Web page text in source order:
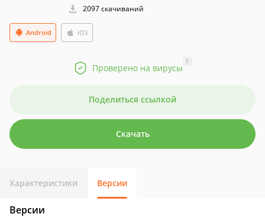
2097 скачиваний
Android iOS
Проверено на вирусы
?
Поделиться ссылкой
Скачать
Характеристики Версии
Версии